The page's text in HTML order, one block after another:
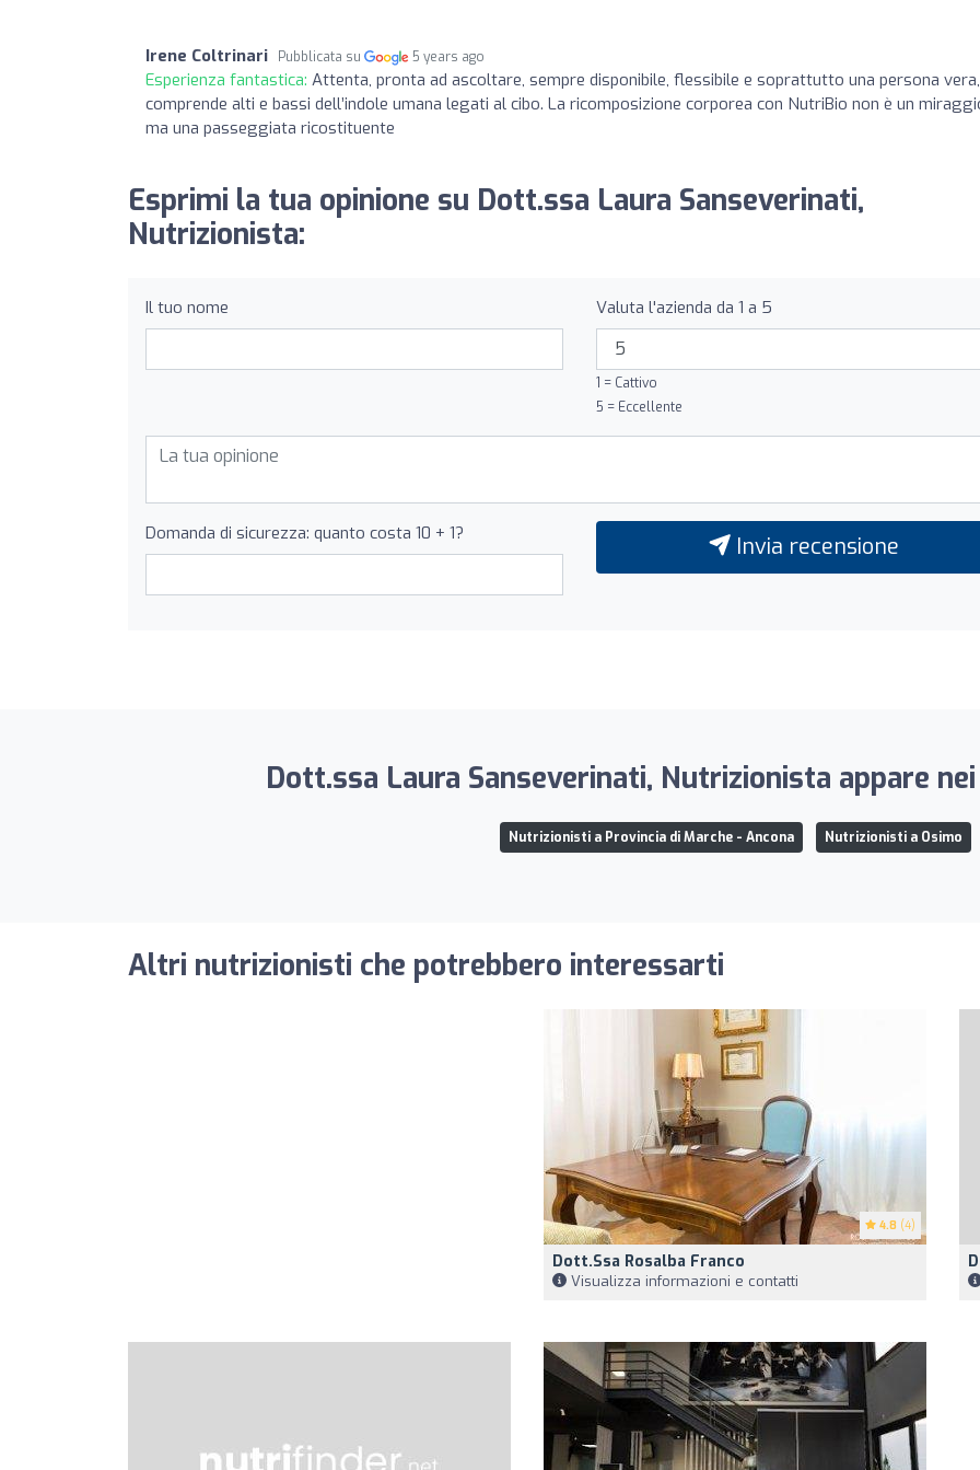
Irene Coltrinari Pubblicata su 5 years ago
Esperienza fantastica: Attenta, pronta ad ascoltare, sempre disponibile, flessibile e soprattutto una persona
comprende alti e bassi dell’indole umana legati al cibo. La ricomposizione corporea con NutriBio non è un
ma una passeggiata ricostituente
Esprimi la tua opinione su Dott.ssa Laura Sanseverinati,
Nutrizionista:
Il tuo nome Valuta l'azienda da 1 a 5
1 = Cattivo
5 = Eccellente
Domanda di sicurezza: quanto costa 10 + 1? Invia recensione
Dott.ssa Laura Sanseverinati, Nutrizionista appare
Nutrizionisti a Provincia di Marche - Ancona Nutrizionisti a Osimo
Altri nutrizionisti che potrebbero interessarti
4.8 (4)
Dott.ssa Rosalba Franco
Visualizza informazioni e contatti